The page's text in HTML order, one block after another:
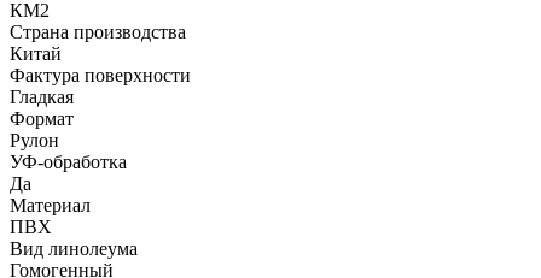
КМ2
Страна производства
Китай
Фактура поверхности
Гладкая
Формат
Рулон
УФ-обработка
Да
Материал
ПВХ
Вид линолеума
Гомогенный